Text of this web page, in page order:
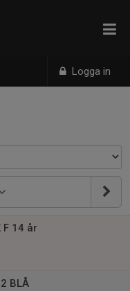
Logga in
F 14 år
BLÅ